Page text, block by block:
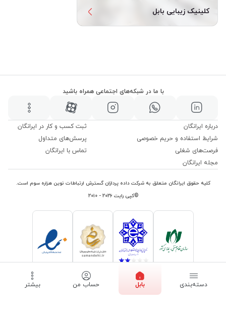
کلینیک زیبایی بابل
با ما در شبکه‌های اجتماعی همراه باشید
درباره ایرانگان
شرایط استفاده و حریم خصوصی
فرصت‌های شغلی
مجله ایرانگان
ثبت کسب و کار در ایرانگان
پرسش‌های متداول
تماس با ایرانگان
کلیه حقوق ایرانگان متعلق به شرکت داده پردازان گسترش ارتباطات نوین هزاره سوم است.
©کپی رایت ۲۰۲۶ - ۲۰۱۰
دسته‌بندی بابل حساب من بیشتر